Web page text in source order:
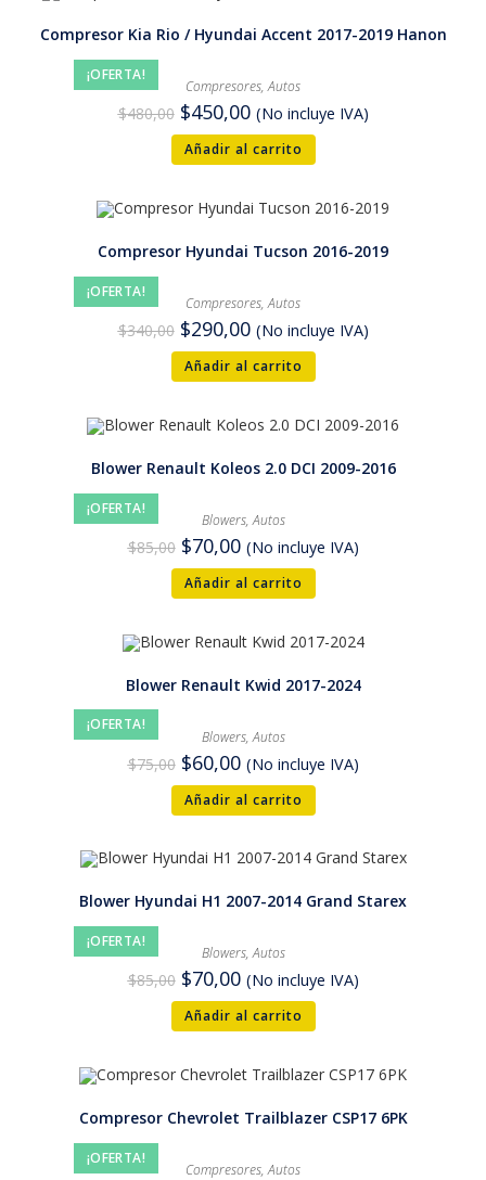
¡OFERTA!
Compresor Kia Rio / Hyundai Accent 2017-2019 Hanon
Compresores,Autos
$480,00 $450,00 (No incluye IVA)
Añadir al carrito
¡OFERTA!
Compresor Hyundai Tucson 2016-2019
Compresores,Autos
$340,00 $290,00 (No incluye IVA)
Añadir al carrito
¡OFERTA!
Blower Renault Koleos 2.0 DCI 2009-2016
Blowers,Autos
$85,00 $70,00 (No incluye IVA)
Añadir al carrito
¡OFERTA!
Blower Renault Kwid 2017-2024
Blowers,Autos
$75,00 $60,00 (No incluye IVA)
Añadir al carrito
¡OFERTA!
Blower Hyundai H1 2007-2014 Grand Starex
Blowers,Autos
$85,00 $70,00 (No incluye IVA)
Añadir al carrito
¡OFERTA!
Compresor Chevrolet Trailblazer CSP17 6PK
Compresores,Autos